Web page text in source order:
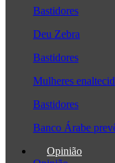
Bastidores
Deu Zebra
Bastidores
Mulheres
Bastidores
Banco Árabe
Opinião